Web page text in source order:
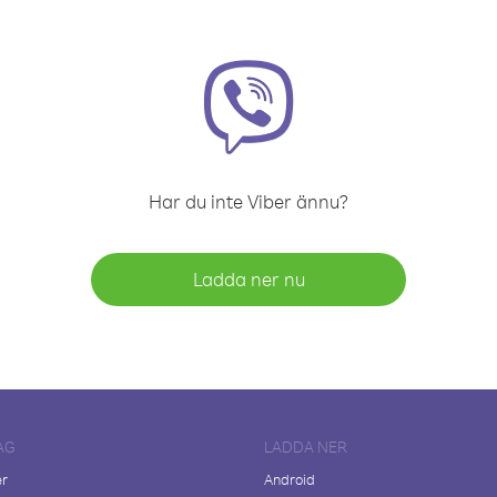
Har du inte Viber ännu?
Ladda ner nu
LADDA NER
Android